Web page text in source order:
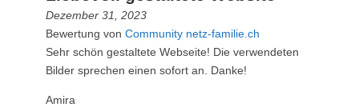
Dezember 31, 2023
Bewertung von Community netz-familie.ch
Sehr schön gestaltete Webseite! Die verwendeten
Bilder sprechen einen sofort an. Danke!
Amira